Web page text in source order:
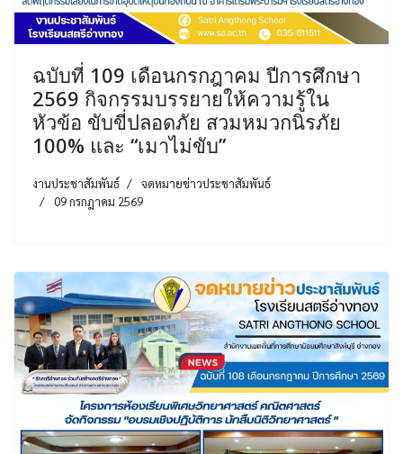
ฉบับที่ 109 เดือนกรกฎาคม ปีการศึกษา
2569 กิจกรรมบรรยายให้ความรู้ใน
หัวข้อ ขับขี่ปลอดภัย สวมหมวกนิรภัย
100% และ “เมาไม่ขับ”
งานประชาสัมพันธ์
จดหมายข่าวประชาสัมพันธ์
09 กรกฎาคม 2569